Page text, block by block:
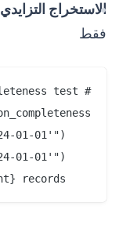
الاستخراج التزايدي
فقط